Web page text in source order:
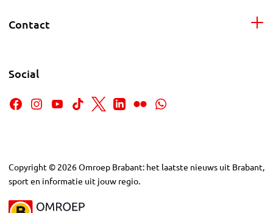
Contact
Social
Copyright © 2026Omroep Brabant: het laatste nieuws uit Brabant,
sport en informatie uit jouw regio.